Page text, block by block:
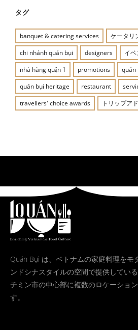
タグ
banquet & catering services ケータリ
chi nhánh quán bụi
designers イベ
nhà hàng quận 1
promotions
quán
quán bụi heritage
restaurant
travellers' choice awards
トリップア
Quán Bụi は、ベトナムの家庭料理をモ
ンドシナスタイルの空間で提供してい
チミン市の中心部に複数のロケーショ
す。